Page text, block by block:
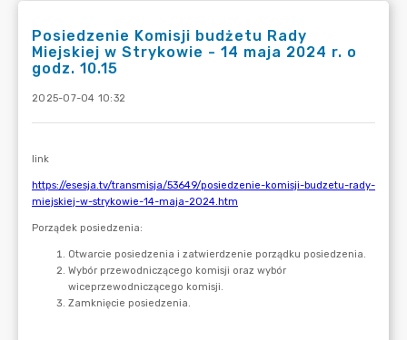
Posiedzenie Komisji budżetu Rady
Miejskiej w Strykowie - 14 maja 2024 r. o
godz. 10.15
2025-07-04 10:32